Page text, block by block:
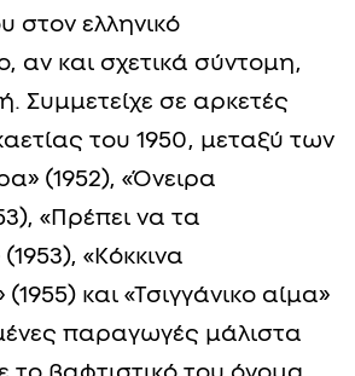
στον ελληνικό
αν και σχετικά σύντομη,
Συμμετείχε σε αρκετές
του 1950, μεταξύ των
(1952), «Όνειρα
«Πρέπει να τα
«Κόκκινα
και «Τσιγγάνικο αίμα»
παραγωγές μάλιστα